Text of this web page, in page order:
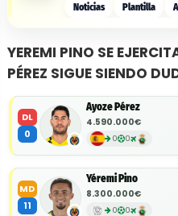
Noticias Plantilla
YEREMI PINO SE
PÉREZ SIGUE SIENDO
DL
0
Ayoze Pérez
4.590.000€
0 0
MD
11
Yéremi Pino
8.300.000€
0 0